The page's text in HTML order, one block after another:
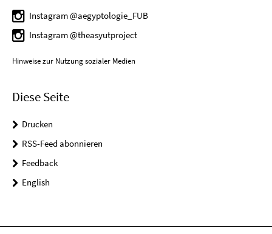
Instagram @aegyptologie_FUB
Instagram @theasyutproject
Hinweise zur Nutzung sozialer Medien
Diese Seite
Drucken
RSS-Feed abonnieren
Feedback
English